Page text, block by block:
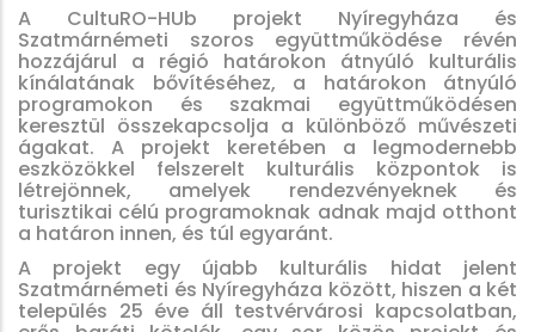
A CultuRO-HUb projekt Nyíregyháza és
Szatmárnémeti szoros együttműködése révén
hozzájárul a régió határokon átnyúló kulturális
kínálatának bővítéséhez, a határokon átnyúló
programokon és szakmai együttműködésen
keresztül összekapcsolja a különböző művészeti
ágakat. A projekt keretében a legmodernebb
eszközökkel felszerelt kulturális központok is
létrejönnek, amelyek rendezvényeknek és
turisztikai célú programoknak adnak majd otthont
a határon innen, és túl egyaránt.
A projekt egy újabb kulturális hidat jelent
Szatmárnémeti és Nyíregyháza között, hiszen a két
település 25 éve áll testvérvárosi kapcsolatban,